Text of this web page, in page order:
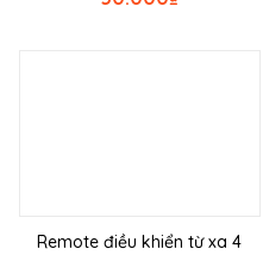
Remote điều khiển từ xa 4